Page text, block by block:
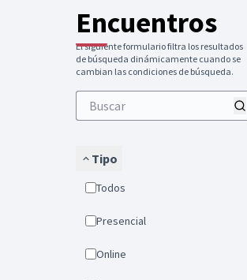
Encuentros
El siguiente formulario filtra los resultados
de búsqueda dinámicamente cuando se
cambian las condiciones de búsqueda.
Tipo
Todos
Presencial
Online